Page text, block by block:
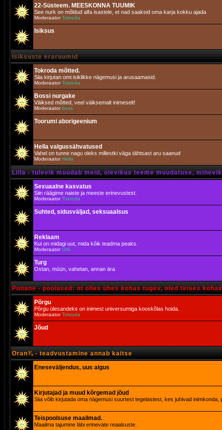
22-Süsteem. MEESKONNA TUUMIK
See nurk on mõldud alfa isastele, et nad saaksid oma karja kokku ajada
ModeraatorTokroda
Isiksus
Isiksuste eraruumid
Tokroda mõtted.
Siia kirjutan omi isiklikke nägemusi ja arusaamasid.
ModeraatorTokroda
Bossi nurgake
Väiksed mõtted, veel väiksemalt inimeselt!
Moderaatorboss
Toorumi aborigeenium
Hella valgussähvatused
Vahel on tunne nagu oleks millestki väga tähtsast aru saanud
Moderaator Hella
Lilla - tulevik muudab meid, olevikus teeme muudatuse,
Sexuaalne kasvatus
Siin räägime naiste ja meeste erinevustest.
ModeraatorTokroda
Suhted, sidusväljad, seksuaalsus
Reklaam
Kui on midagi uut, mida kõik teadma peaks.
ModeraatorUrki
Turg
Ostan, müün, vahetan, annan ära
Punane - poolused: nt olles ühes kohas tugev, oled teises
Põrgu
Põrgu ülesandeks on inimest universumiga kooskõlas hoida.
ModeraatorTokroda
Jõud
Oran¾ - teadvustamine annab kaitse
Eneseväljendus, uus algus
Kirjutajad ja muud kõrgemad jõud
Siia võib kirjutada oma nägemusi suurtest tegelastest, kes juhivad inimkonda,
Teispoolsuse maailmad.
Maailma tajumine läbi erinevate reaalsuste.